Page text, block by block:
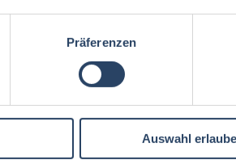
Präferenzen
Auswahl
Jobs per E-Mail Suche speichern